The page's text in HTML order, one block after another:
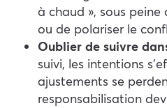
à chaud », sous
ou de polariser le
Oublier de suivre
suivi, les intentions
ajustements se
responsabilisation